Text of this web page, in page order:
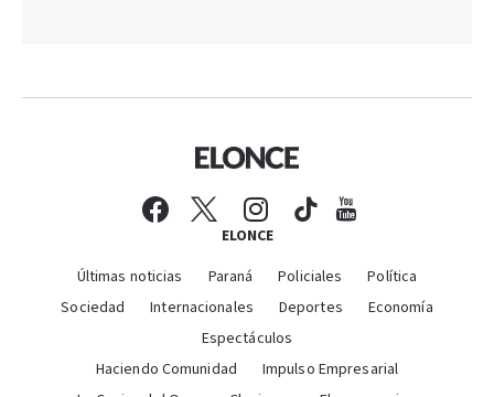
ELONCE
Últimas noticias Paraná Policiales
Política
Sociedad
Internacionales Deportes
Economía
Espectáculos
Haciendo Comunidad
Impulso Empresarial